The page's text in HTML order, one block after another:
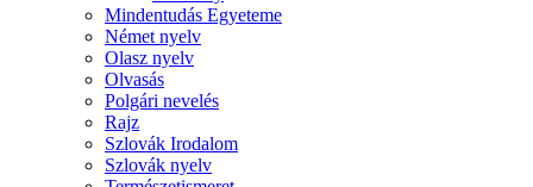
Mindentudás Egyeteme
Német nyelv
Olasz nyelv
Olvasás
Polgári nevelés
Rajz
Szlovák Irodalom
Szlovák nyelv